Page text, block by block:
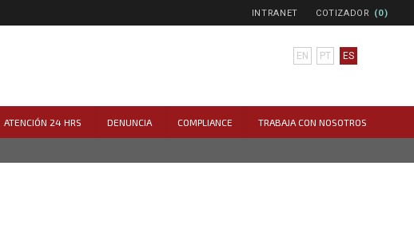
INTRANET COTIZADOR (0)
EN PT ES
ATENCIÓN 24 HRS DENUNCIA COMPLIANCE TRABAJA CON NOSOTROS